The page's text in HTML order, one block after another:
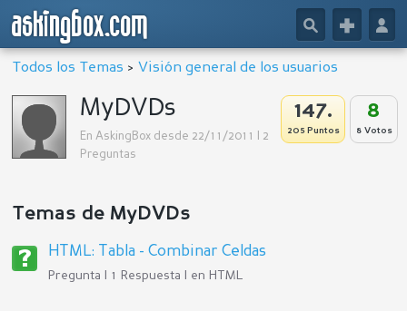
askingbox.com 👤
+
🔎
Todos los Temas > Visión general de los usuarios
8
8 Votos
147.
205 Puntos
MyDVDs
En AskingBox desde 22/11/2011 | 2
Preguntas
Temas de MyDVDs
HTML: Tabla - Combinar Celdas
Pregunta | 1 Respuesta | en HTML